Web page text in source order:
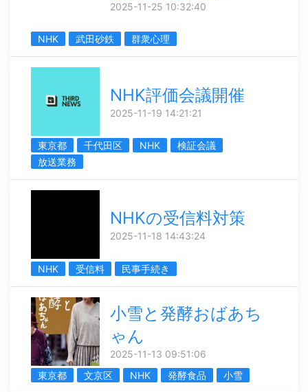
2025-11-25 10:32:40
NHK 武田砂鉄 群衆心理
NHK評価会議開催
2025-11-19 14:21:21
東京都 千代田区 NHK
検証会議
放送業務
NHKの受信料対策
2025-11-18 14:43:24
NHK 受信料 民事手続き
小雪と発酵おばあち
ゃん
2025-11-13 09:51:06
東京都
文京区 NHK 発酵食品 小雪